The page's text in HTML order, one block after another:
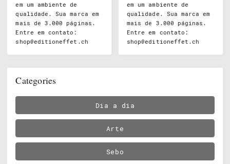
em um ambiente de
qualidade. Sua marca em
mais de 3.000 páginas.
Entre em contato:
shop@editioneffet.ch
em um ambiente de
qualidade. Sua marca em
mais de 3.000 páginas.
Entre em contato:
shop@editioneffet.ch
Categories
Dia a dia
Arte
Sebo